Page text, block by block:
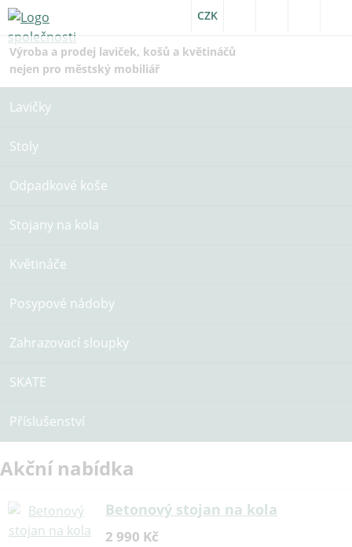
CZK
Výroba a prodej laviček, košů a květináčů
nejen pro městský mobiliář
Lavičky
Stoly
Odpadkové koše
Stojany na kola
Květináče
Posypové nádoby
Zahrazovací sloupky
SKATE
Příslušenství
Akční nabídka
Betonový stojan na kola
2 990 Kč